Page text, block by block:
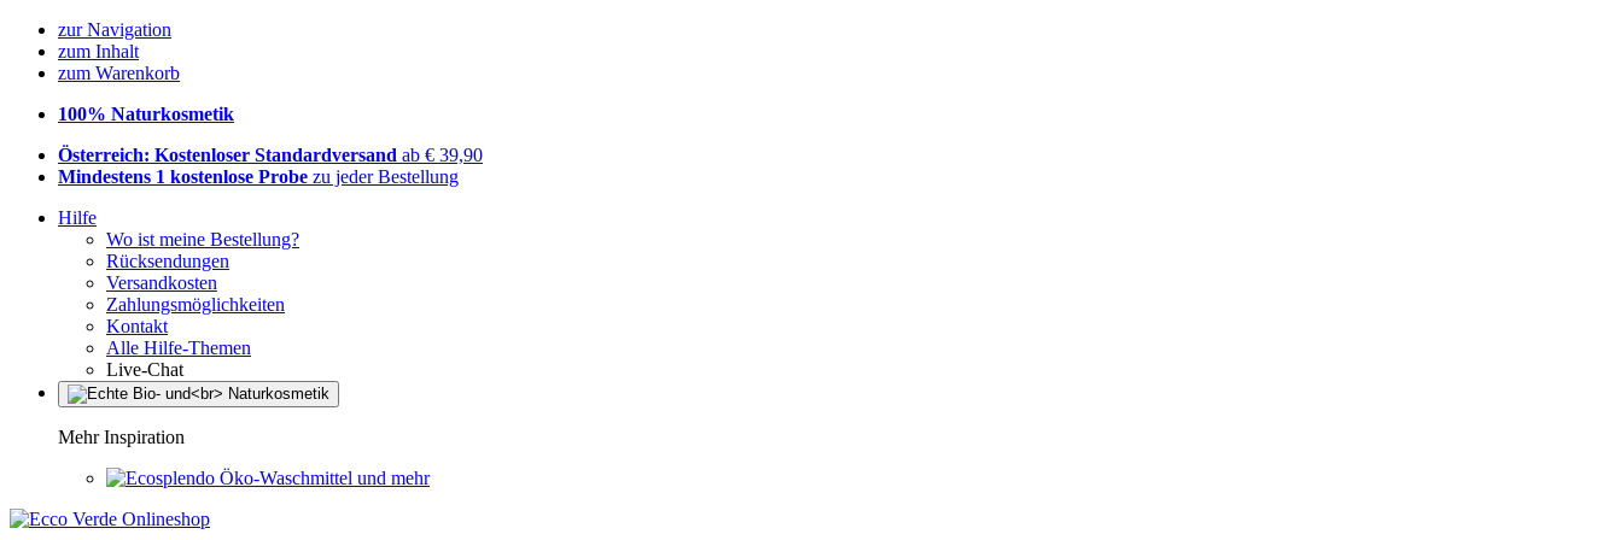
zur Navigation
zum Inhalt
zum Warenkorb
100% Naturkosmetik
Österreich: Kostenloser Standardversand ab € 39,90
Mindestens 1 kostenlose Probe zu jeder Bestellung
Hilfe
Wo ist meine Bestellung?
Rücksendungen
Versandkosten
Zahlungsmöglichkeiten
Kontakt
Alle Hilfe-Themen
Live-Chat
Mehr Inspiration
Öko-Waschmittel und mehr